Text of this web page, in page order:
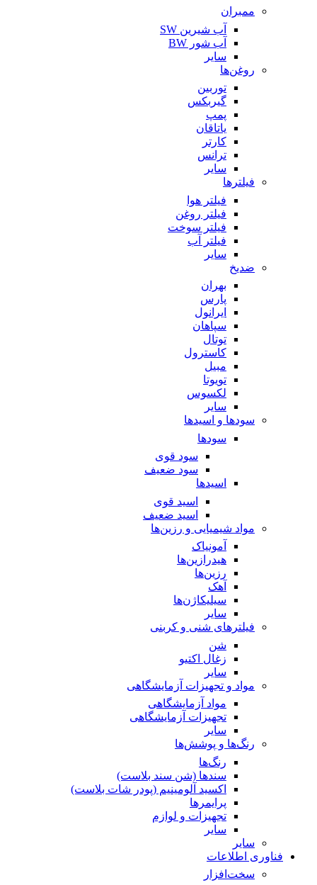
ممبران
آب شیرین SW
آب شور BW
سایر
روغن‌ها
توربین
گیربکس
پمپ
یاتاقان
کارتر
ترانس
سایر
فیلترها
فیلتر هوا
فیلتر روغن
فیلتر سوخت
فیلتر آب
سایر
ضدیخ
بهران
پارس
ایرانول
سپاهان
توتال
کاسترول
مبیل
تویوتا
لکسوس
سایر
سودها و اسیدها
سود‌ها
سود قوی
سود ضعیف
اسید‌ها
اسید قوی
اسید ضعیف
مواد شیمیایی و رزین‌ها
آمونیاک
هیدرازین‌ها
رزین‌ها
آهک
سیلیکاژن‌ها
سایر
فیلترهای شنی و کربنی
شن
زغال اکتیو
سایر
مواد و تجهیزات آزمایشگاهی
مواد آزمایشگاهی
تجهیزات آزمایشگاهی
سایر
رنگ‌ها و پوشش‌‌ها
رنگ‌ها
سندها (شن سند بلاست)
اکسید آلومینیم (پودر شات بلاست)
پرایمر‌ها
تجهیزات و لوازم
سایر
سایر
فناوری اطلاعات
سخت‌افزار